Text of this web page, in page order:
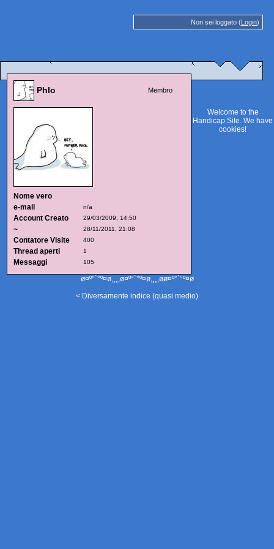
Non sei loggato (Login)
Phlo Membro
Nome vero
e-mail
n/a
Account Creato 29/03/2009, 14:50
~ 28/11/2011, 21:08
Contatore Visite 400
Thread aperti 1
Messaggi 105
Welcome to the
Handicap Site. We have
cookies!
ø¤º°`°º¤ø,¸¸,ø¤º°`°º¤ø,¸¸,øø¤º°`°º¤ø
< Diversamente indice (quasi medio)